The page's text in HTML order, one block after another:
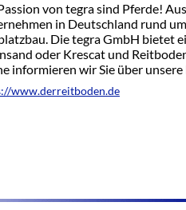
von tegra sind Pferde!
in Deutschland rund
Die tegra GmbH bietet
oder Krescat und
informieren wir Sie über
www.derreitboden.de